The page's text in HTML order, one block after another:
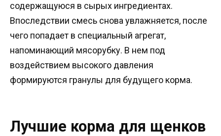
содержащуюся в сырых ингредиентах.
Впоследствии смесь снова увлажняется, после
чего попадает в специальный агрегат,
напоминающий мясорубку. В нем под
воздействием высокого давления
формируются гранулы для будущего корма.
Лучшие корма для щенков